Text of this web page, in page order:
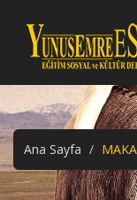
Ana Sayfa